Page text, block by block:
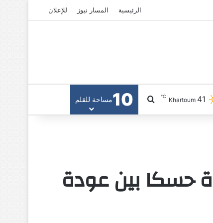
الرئيسية المسار نيوز للإعلان
Khartoum 41
℃ بحث عن
10مساحة للقلم
حسكا بين عودة